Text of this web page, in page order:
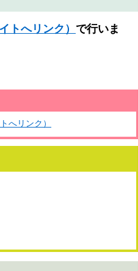
トへリンク） で行いま
へリンク）